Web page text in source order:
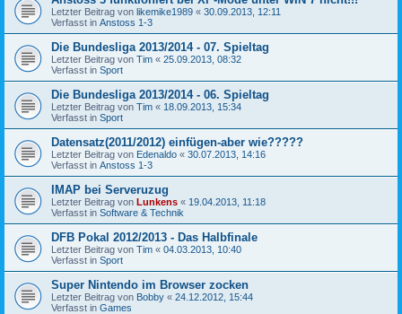
Letzter Beitrag von likemike1989 « 30.09.2013, 12:11
Verfasst in Anstoss 1-3
Die Bundesliga 2013/2014 - 07. Spieltag
Letzter Beitrag von Tim « 25.09.2013, 08:32
Verfasst in Sport
Die Bundesliga 2013/2014 - 06. Spieltag
Letzter Beitrag von Tim « 18.09.2013, 15:34
Verfasst in Sport
Datensatz(2011/2012) einfügen-aber wie?????
Letzter Beitrag von Edenaldo « 30.07.2013, 14:16
Verfasst in Anstoss 1-3
IMAP bei Serveruzug
Letzter Beitrag von Lunkens « 19.04.2013, 11:18
Verfasst in Software & Technik
DFB Pokal 2012/2013 - Das Halbfinale
Letzter Beitrag von Tim « 04.03.2013, 10:40
Verfasst in Sport
Super Nintendo im Browser zocken
Letzter Beitrag von Bobby « 24.12.2012, 15:44
Verfasst in Games